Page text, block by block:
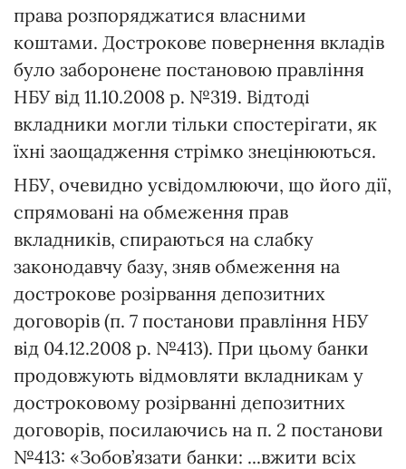
права розпоряджатися власними
коштами. Дострокове повернення вкладів
було заборонене постановою правління
НБУ від 11.10.2008 р. №319. Відтоді
вкладники могли тільки спостерігати, як
їхні заощадження стрімко знецінюються.
НБУ, очевидно усвідомлюючи, що його дії,
спрямовані на обмеження прав
вкладників, спираються на слабку
законодавчу базу, зняв обмеження на
дострокове розірвання депозитних
договорів (п. 7 постанови правління НБУ
від 04.12.2008 р. №413). При цьому банки
продовжують відмовляти вкладникам у
достроковому розірванні депозитних
договорів, посилаючись на п. 2 постанови
№413: «Зобов’язати банки: ...вжити всіх